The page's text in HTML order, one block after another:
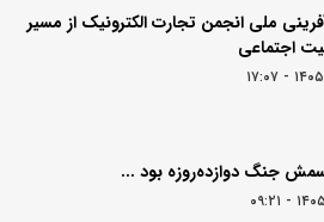
ملی انجمن تجارت الکترونیک از مسیر
اجتماعی
جنگ دوازده‌روزه بود ...